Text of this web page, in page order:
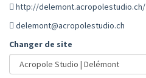
http://delemont.acropolestudio.ch/
delemont@acropolestudio.ch
Changer de site